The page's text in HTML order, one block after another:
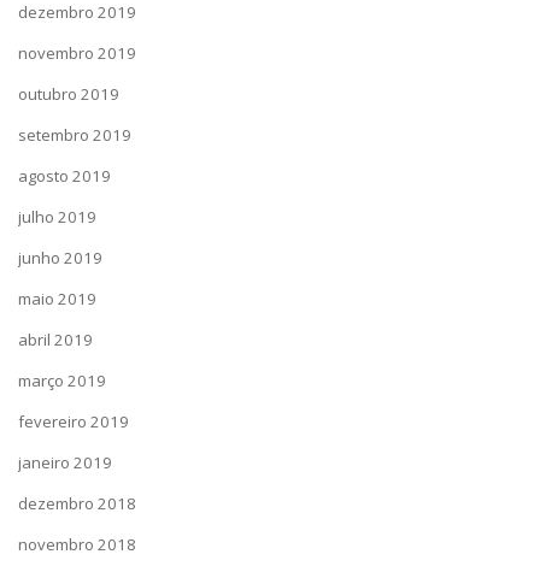
dezembro 2019
novembro 2019
outubro 2019
setembro 2019
agosto 2019
julho 2019
junho 2019
maio 2019
abril 2019
março 2019
fevereiro 2019
janeiro 2019
dezembro 2018
novembro 2018